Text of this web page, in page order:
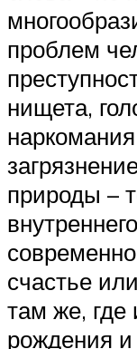
проблем
нищета,
природы –
счастье
там же, где
рождения и